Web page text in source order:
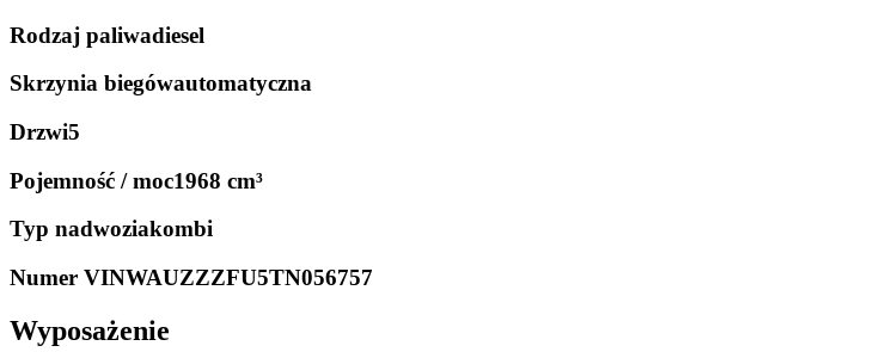
Rodzaj paliwadiesel
Skrzynia biegówautomatyczna
Drzwi5
Pojemność / moc1968 cm³
Typ nadwoziakombi
Numer VINWAUZZZFU5TN056757
Wyposażenie